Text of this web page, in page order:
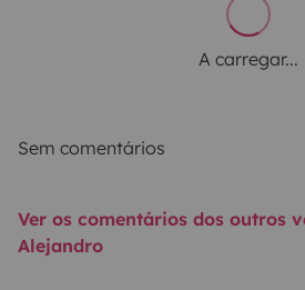
A carregar...
Sem comentários
Ver os comentários dos outros
Alejandro